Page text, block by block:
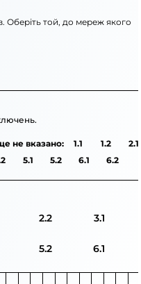
Оберіть той, до мереж якого
не вказано: 1.1 1.2
2.1
5.1 5.2 6.1 6.2
2.2 3.1
5.2 6.1